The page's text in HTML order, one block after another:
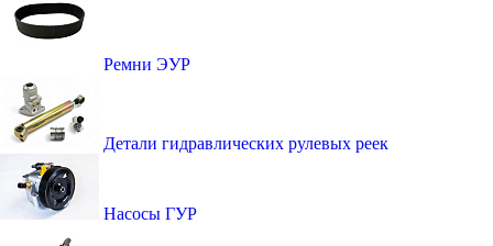
Ремни ЭУР
Детали гидравлических рулевых реек
Насосы ГУР